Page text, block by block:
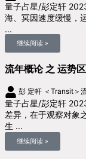
量子占星/彭定轩
海、冥因速度缓慢，
...
继续阅读 »
流年概论 之 运势区
彭 定軒 ＜Transit＞
量子占星/彭定轩
差异，在于观察对象
生 ...
继续阅读 »